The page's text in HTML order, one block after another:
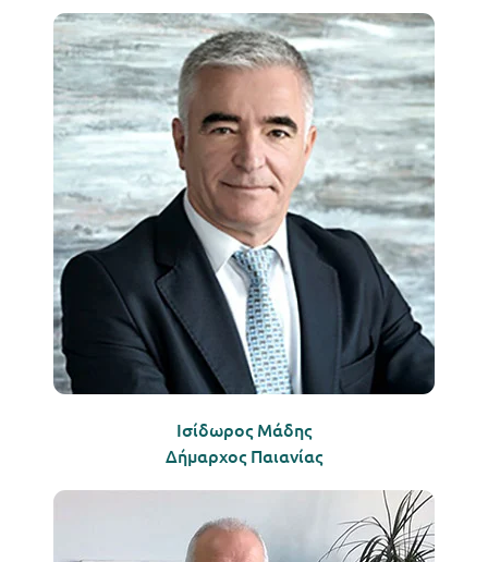
Ισίδωρος Μάδης
Δήμαρχος Παιανίας